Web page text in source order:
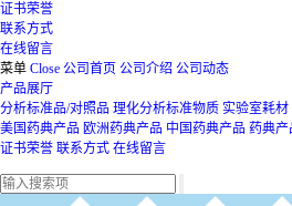
证书荣誉
联系方式
在线留言
菜单 Close 公司首页 公司介绍 公司动态
产品展厅
分析标准品/对照品 理化分析标准物质 实验室耗材
美国药典产品 欧洲药典产品 中国药典产品 药典产
证书荣誉 联系方式 在线留言